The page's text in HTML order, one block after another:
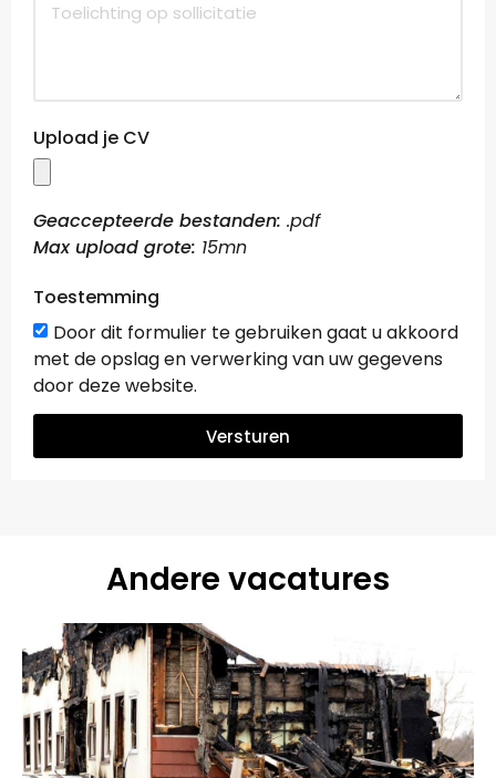
Upload je CV
Geaccepteerde bestanden: .pdf
Max upload grote: 15mn
Toestemming
Door dit formulier te gebruiken gaat u akkoord
met de opslag en verwerking van uw gegevens
door deze website.
Versturen
Andere vacatures